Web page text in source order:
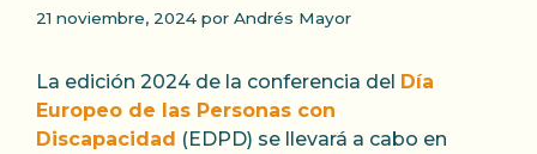
21 noviembre, 2024 por Andrés Mayor
La edición 2024 de la conferencia del Día
Europeo de las Personas con
Discapacidad (EDPD) se llevará a cabo en